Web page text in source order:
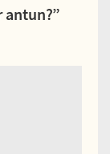
antun?”